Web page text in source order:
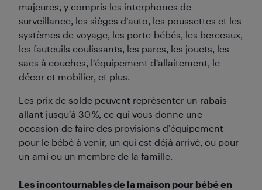
majeures, y compris les interphones de
surveillance, les sièges d’auto, les poussettes et les
systèmes de voyage, les porte-bébés, les berceaux,
les fauteuils coulissants, les parcs, les jouets, les
sacs à couches, l’équipement d’allaitement, le
décor et mobilier, et plus.
Les prix de solde peuvent représenter un rabais
allant jusqu’à 30 %, ce qui vous donne une
occasion de faire des provisions d’équipement
pour le bébé à venir, un qui est déjà arrivé, ou pour
un ami ou un membre de la famille.
Les incontournables de la maison pour bébé en